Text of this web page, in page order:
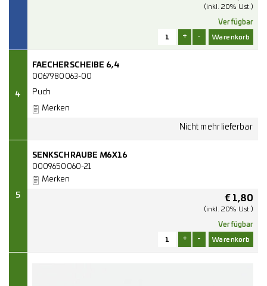
(inkl. 20% Ust.)
Verfügbar
+ -
4
FAECHERSCHEIBE 6,4
0067980063-00
Puch
Merken
5
SENKSCHRAUBE M6X16
0009650060-21
Merken
€ 1,80
(inkl. 20% Ust.)
Verfügbar
+ -